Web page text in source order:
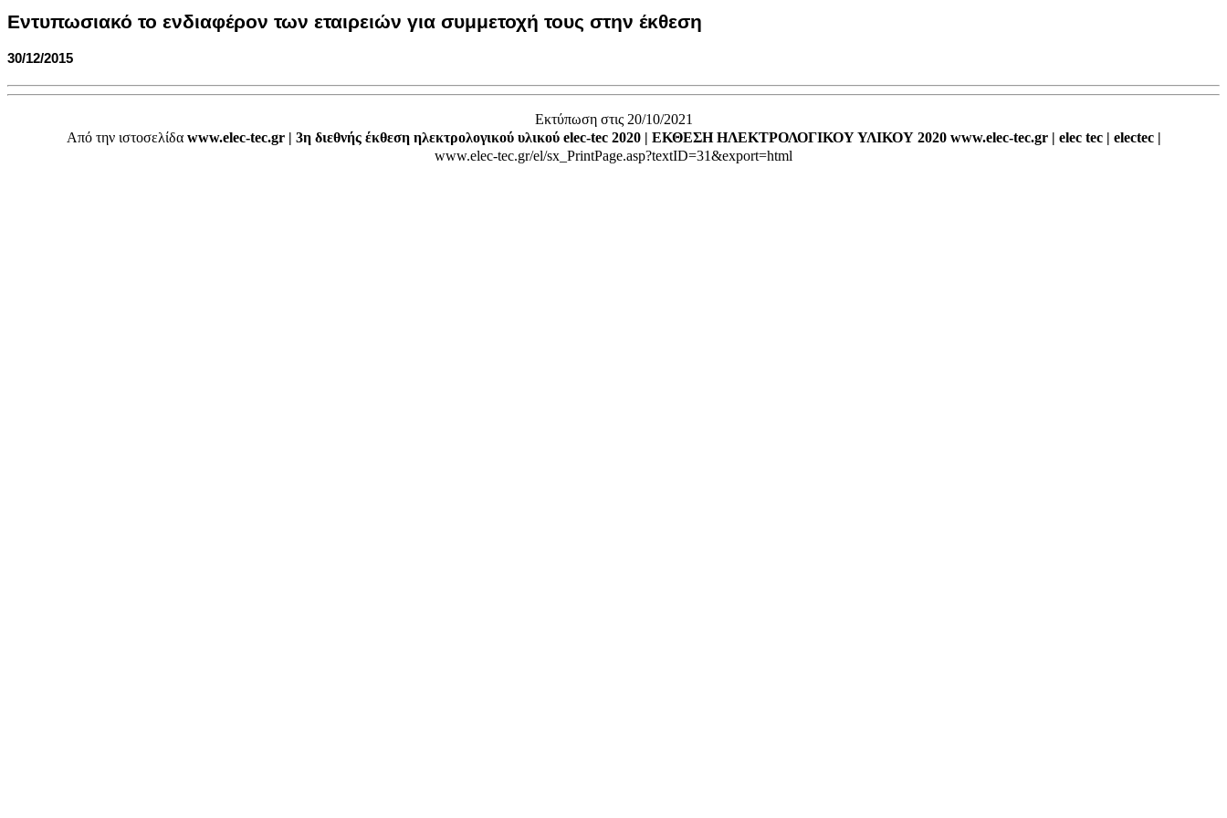
Εντυπωσιακό το ενδιαφέρον των εταιρειών για συμμετοχή τους στην έκθεση
30/12/2015
Εκτύπωση στις 20/10/2021
Από την ιστοσελίδα www.elec-tec.gr | 3η διεθνής έκθεση ηλεκτρολογικού υλικού elec-tec 2020 | ΕΚΘΕΣΗ ΗΛΕΚΤΡΟΛΟΓΙΚΟΥ ΥΛΙΚΟΥ 2020 www.elec-tec.gr | elec tec | electec |
www.elec-tec.gr/el/sx_PrintPage.asp?textID=31&export=html